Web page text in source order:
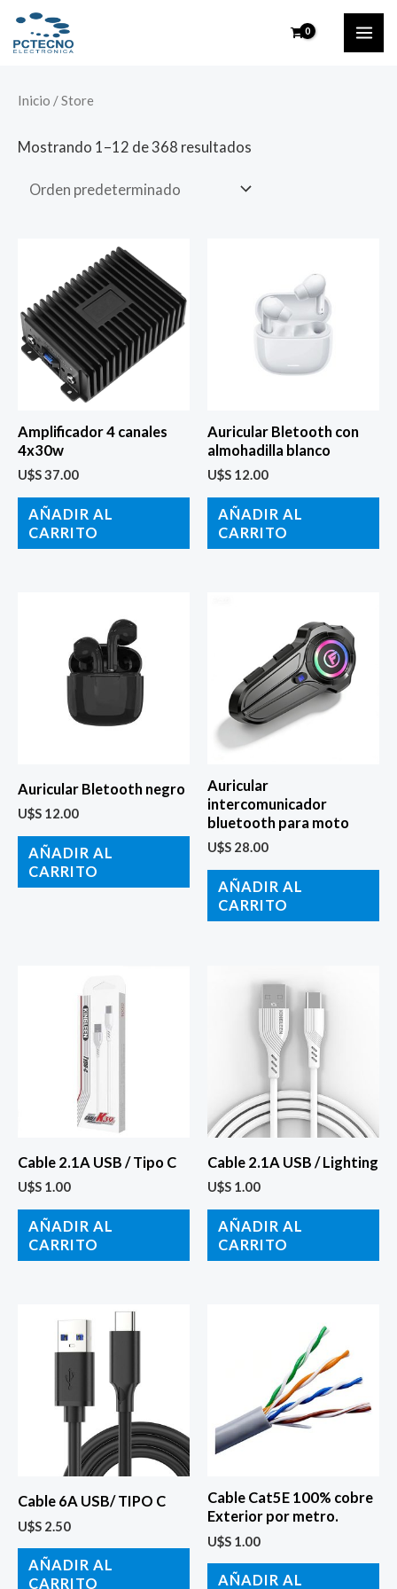
Inicio / Store
Mostrando 1–12 de 368 resultados
Amplificador 4 canales
4x30w
U$S37.00
AÑADIR AL
CARRITO
Auricular Bletooth con
almohadilla blanco
U$S 12.00
AÑADIR AL
CARRITO
Auricular Bletooth negro
U$S 12.00
AÑADIR AL
CARRITO
Auricular
intercomunicador
bluetooth para moto
U$S 28.00
AÑADIR AL
CARRITO
Cable 2.1A USB / Tipo C
U$S 1.00
AÑADIR AL
CARRITO
Cable 2.1A USB / Lighting
U$S 1.00
AÑADIR AL
CARRITO
Cable 6A USB/ TIPO C
U$S 2.50
AÑADIR AL
CARRITO
Cable Cat5E 100% cobre
Exterior por metro.
U$S 1.00
AÑADIR AL